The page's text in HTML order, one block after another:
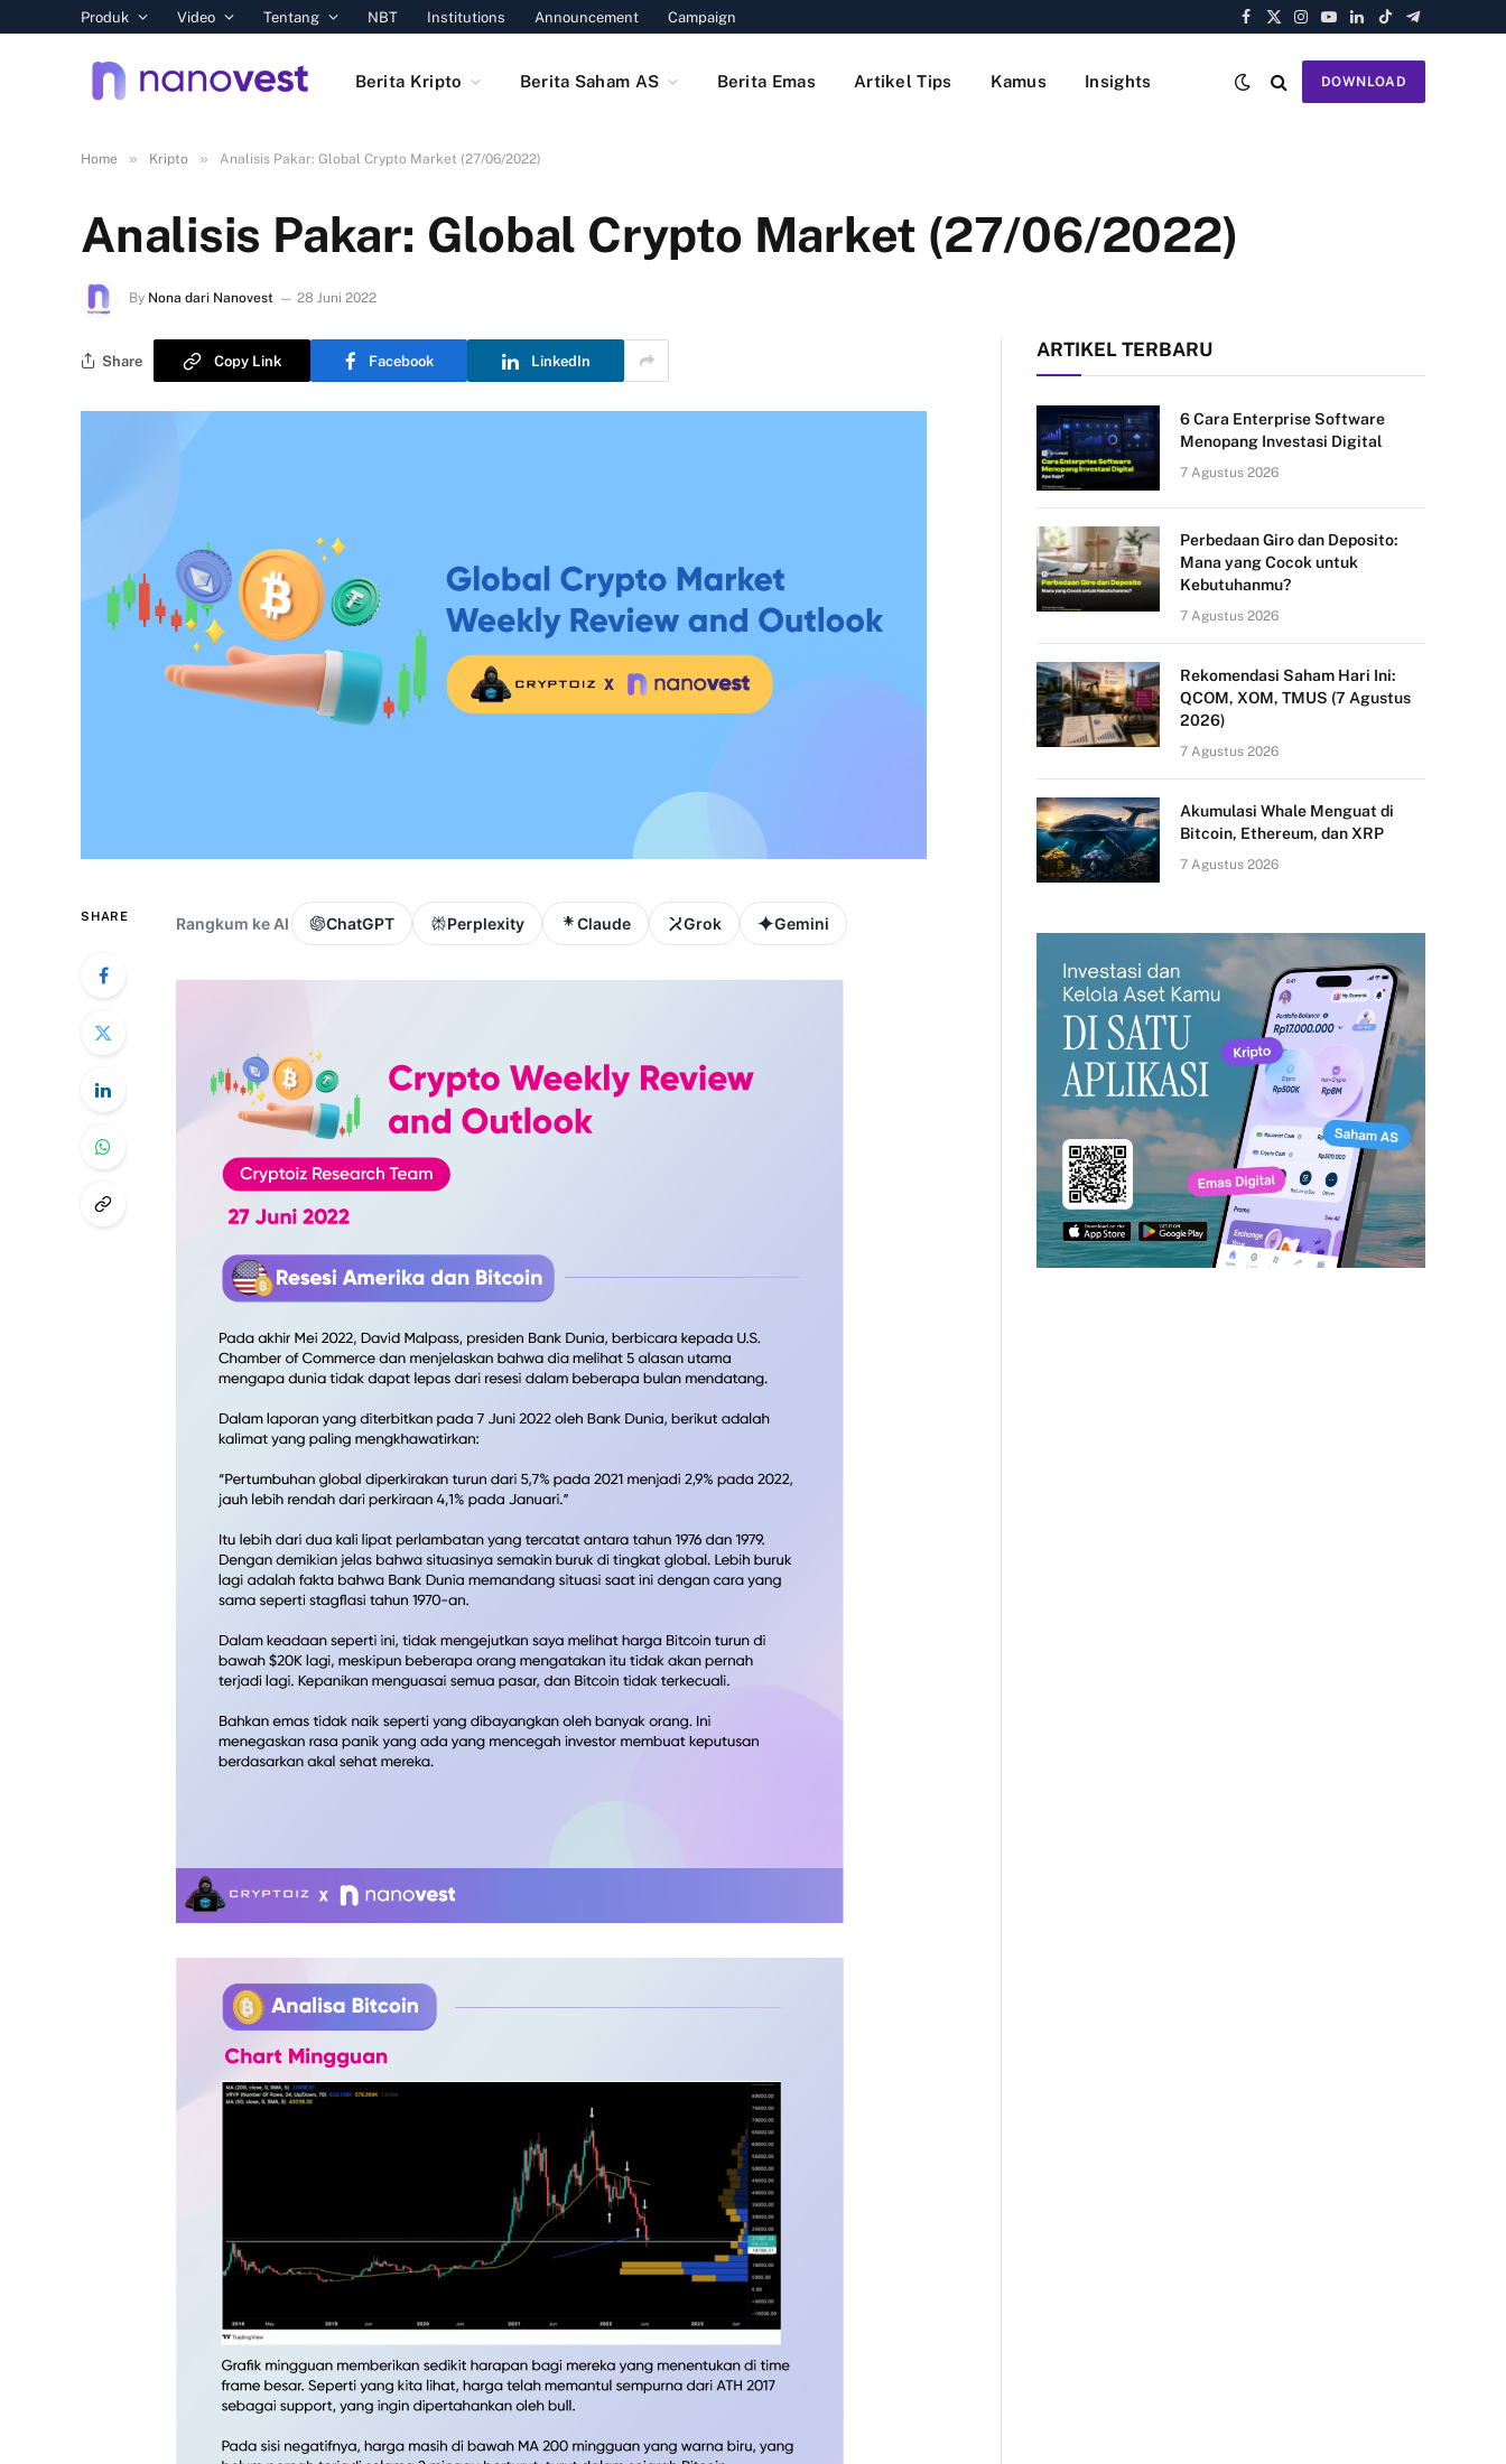
Produk Video Tentang NBT Institutions Announcement Campaign
Facebook
X
Instagram
YouTube
LinkedIn
TikTokTelegram
Berita Kripto Berita Saham AS Berita Emas Artikel Tips Kamus Insights DOWNLOAD
Home » Kripto » Analisis Pakar: Global Crypto Market (27/06/2022)
Analisis Pakar: Global Crypto Market (27/06/2022)
By Nona dari Nanovest 28 Juni 2022
Share Copy Link Facebook LinkedIn
SHARE Rangkum ke AI ChatGPT Perplexity Claude Grok Gemini
ARTIKEL TERBARU
6 Cara Enterprise Software
Menopang Investasi Digital
7 Agustus 2026
Perbedaan Giro dan Deposito:
Mana yang Cocok untuk
Kebutuhanmu?
7 Agustus 2026
Rekomendasi Saham Hari Ini:
QCOM, XOM, TMUS (7 Agustus
2026)
7 Agustus 2026
Akumulasi Whale Menguat di
Bitcoin, Ethereum, dan XRP
7 Agustus 2026